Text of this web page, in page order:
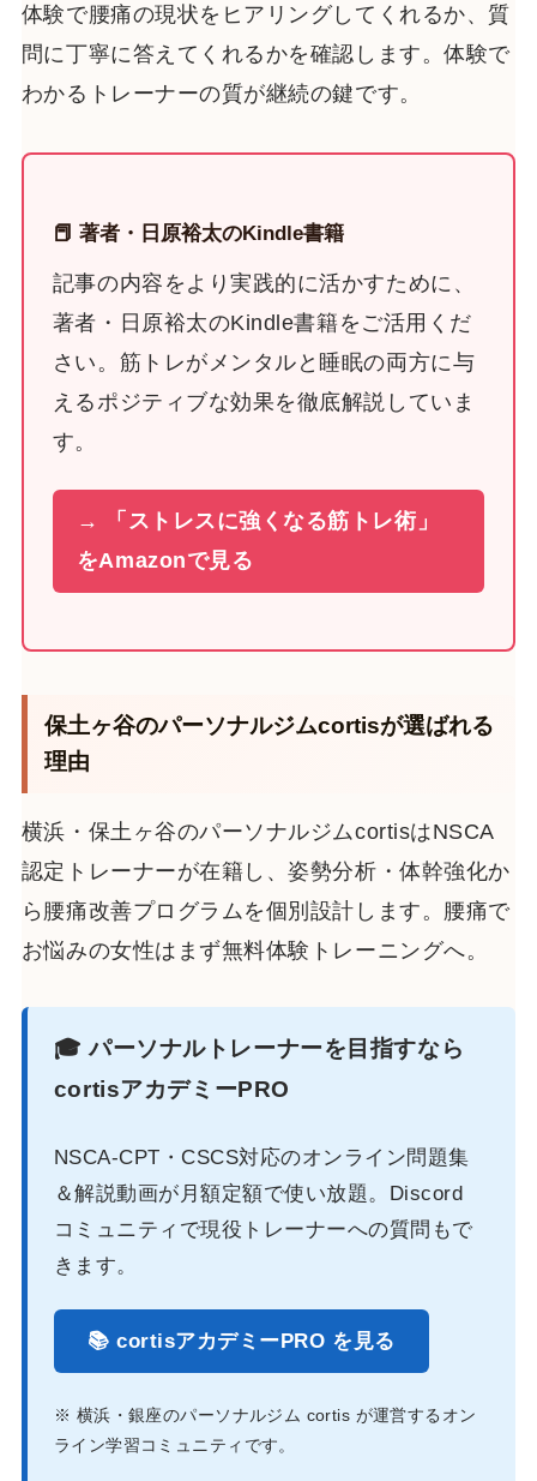
体験で腰痛の現状をヒアリングしてくれるか、質
問に丁寧に答えてくれるかを確認します。体験で
わかるトレーナーの質が継続の鍵です。
📕 著者・日原裕太のKindle書籍
記事の内容をより実践的に活かすために、
著者・日原裕太のKindle書籍をご活用くだ
さい。筋トレがメンタルと睡眠の両方に与
えるポジティブな効果を徹底解説していま
す。
→ 「ストレスに強くなる筋トレ術」
をAmazonで見る
保土ヶ谷のパーソナルジムcortisが選ばれる
理由
横浜・保土ヶ谷のパーソナルジムcortisはNSCA
認定トレーナーが在籍し、姿勢分析・体幹強化か
ら腰痛改善プログラムを個別設計します。腰痛で
お悩みの女性はまず無料体験トレーニングへ。
🎓 パーソナルトレーナーを目指すなら
cortisアカデミーPRO
NSCA-CPT・CSCS対応のオンライン問題集
＆解説動画が月額定額で使い放題。Discord
コミュニティで現役トレーナーへの質問もで
きます。
📚 cortisアカデミーPRO を見る
※ 横浜・銀座のパーソナルジム cortis が運営するオン
ライン学習コミュニティです。